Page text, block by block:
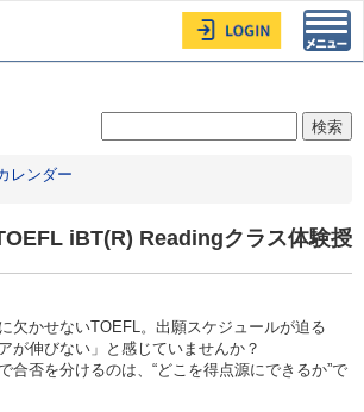
レンダー
iBT(R) Readingクラス体験授
欠かせないTOEFL。出願スケジュールが迫る
が伸びない」と感じていませんか？
合否を分けるのは、“どこを得点源にできるか”で